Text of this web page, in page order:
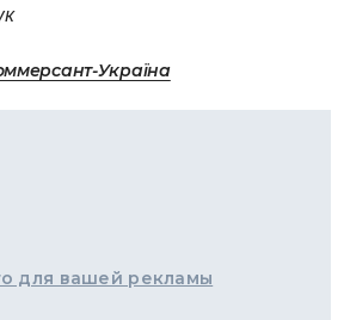
Україна
для вашей рекламы